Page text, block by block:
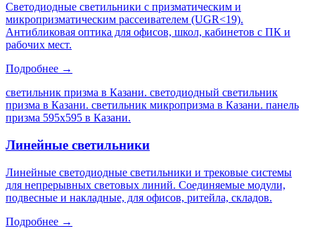
Светодиодные светильники с призматическим и
микропризматическим рассеивателем (UGR<19).
Антибликовая оптика для офисов, школ, кабинетов с ПК и
рабочих мест.
Подробнее →
светильник призма в Казани. светодиодный светильник
призма в Казани. светильник микропризма в Казани. панель
призма 595х595 в Казани.
Линейные светильники
Линейные светодиодные светильники и трековые системы
для непрерывных световых линий. Соединяемые модули,
подвесные и накладные, для офисов, ритейла, складов.
Подробнее →